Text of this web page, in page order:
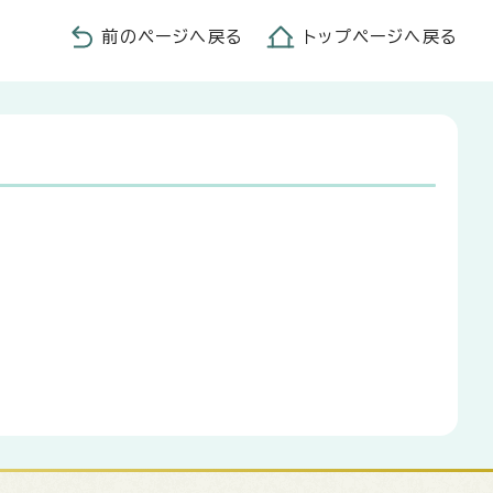
前のページへ戻る トップページへ戻る